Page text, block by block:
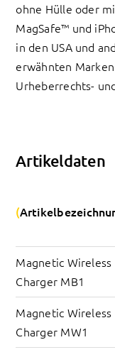
ohne Hülle oder
MagSafe™ und
in den USA und
erwähnten
Urheberrechts-
Artikeldaten
Magnetic Wireless
Charger MB1
Magnetic Wireless
Charger MW1